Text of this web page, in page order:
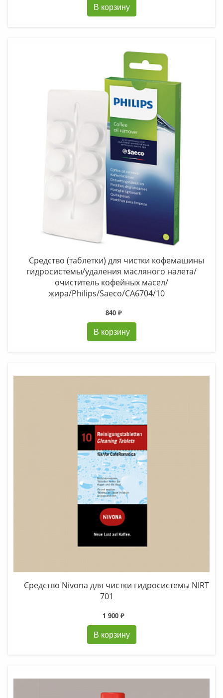
В корзину
Средство (таблетки) для чистки кофемашины
гидросистемы/удаления масляного налета/
очиститель кофейных масел/
жира/Philips/Saeco/CA6704/10
840 ₽
В корзину
Средство Nivona для чистки гидросистемы NIRT
701
1 900 ₽
В корзину